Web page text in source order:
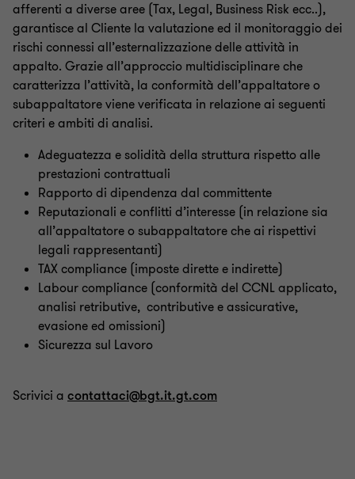
afferenti a diverse aree (Tax, Legal, Business Risk ecc..),
garantisce al Cliente la valutazione ed il monitoraggio dei
rischi connessi all’esternalizzazione delle attività in
appalto. Grazie all’approccio multidisciplinare che
caratterizza l’attività, la conformità dell’appaltatore o
subappaltatore viene verificata in relazione ai seguenti
criteri e ambiti di analisi.
Adeguatezza e solidità della struttura rispetto alle
prestazioni contrattuali
Rapporto di dipendenza dal committente
Reputazionali e conflitti d’interesse (in relazione sia
all’appaltatore o subappaltatore che ai rispettivi
legali rappresentanti)
TAX compliance (imposte dirette e indirette)
Labour compliance (conformità del CCNL applicato,
analisi retributive, contributive e assicurative,
evasione ed omissioni)
Sicurezza sul Lavoro
Scrivici a contattaci@bgt.it.gt.com